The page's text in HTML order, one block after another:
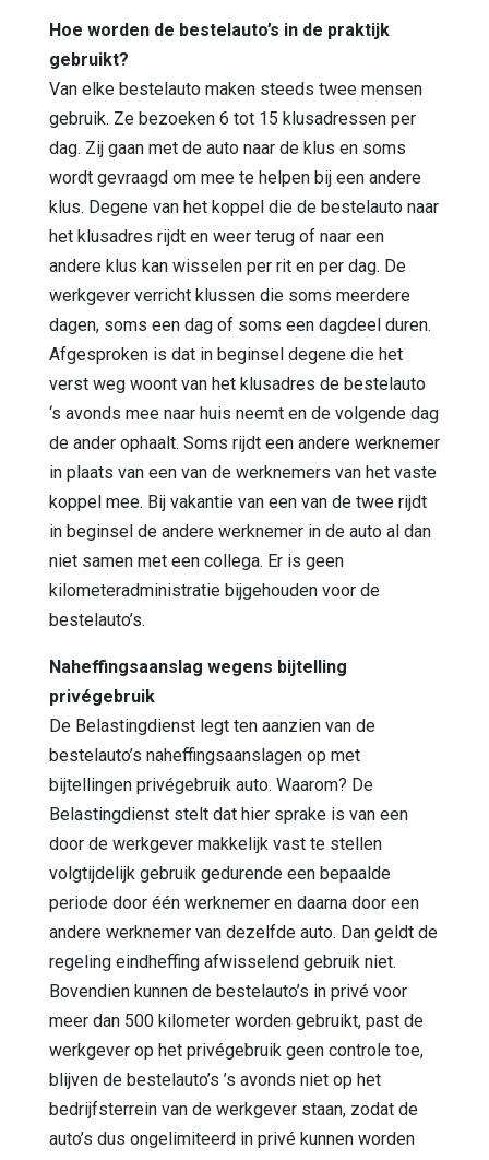
Hoe worden de bestelauto’s in de praktijk
gebruikt?
Van elke bestelauto maken steeds twee mensen
gebruik. Ze bezoeken 6 tot 15 klusadressen per
dag. Zij gaan met de auto naar de klus en soms
wordt gevraagd om mee te helpen bij een andere
klus. Degene van het koppel die de bestelauto naar
het klusadres rijdt en weer terug of naar een
andere klus kan wisselen per rit en per dag. De
werkgever verricht klussen die soms meerdere
dagen, soms een dag of soms een dagdeel duren.
Afgesproken is dat in beginsel degene die het
verst weg woont van het klusadres de bestelauto
‘s avonds mee naar huis neemt en de volgende dag
de ander ophaalt. Soms rijdt een andere werknemer
in plaats van een van de werknemers van het vaste
koppel mee. Bij vakantie van een van de twee rijdt
in beginsel de andere werknemer in de auto al dan
niet samen met een collega. Er is geen
kilometeradministratie bijgehouden voor de
bestelauto’s.
Naheffingsaanslag wegens bijtelling
privégebruik
De Belastingdienst legt ten aanzien van de
bestelauto’s naheffingsaanslagen op met
bijtellingen privégebruik auto. Waarom? De
Belastingdienst stelt dat hier sprake is van een
door de werkgever makkelijk vast te stellen
volgtijdelijk gebruik gedurende een bepaalde
periode door één werknemer en daarna door een
andere werknemer van dezelfde auto. Dan geldt de
regeling eindheffing afwisselend gebruik niet.
Bovendien kunnen de bestelauto’s in privé voor
meer dan 500 kilometer worden gebruikt, past de
werkgever op het privégebruik geen controle toe,
blijven de bestelauto’s ’s avonds niet op het
bedrijfsterrein van de werkgever staan, zodat de
auto’s dus ongelimiteerd in privé kunnen worden